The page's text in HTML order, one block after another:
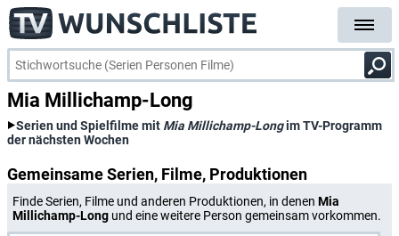
Mia Millichamp-Long
Serien und Spielfilme mit Mia Millichamp-Longim TV-Programm
der nächsten Wochen
Gemeinsame Serien, Filme, Produktionen
Finde Serien, Filme und anderen Produktionen, in denen Mia
Millichamp-Long und eine weitere Person gemeinsam vorkommen.